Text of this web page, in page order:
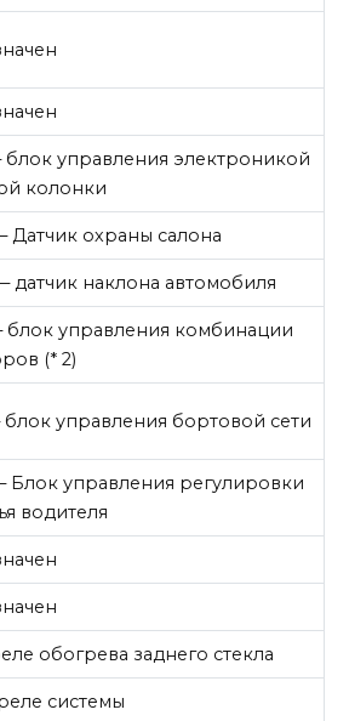
блок управления электроникой
колонки
Датчик охраны салона
датчик наклона автомобиля
блок управления комбинации
(* 2)
блок управления бортовой сети
Блок управления регулировки
водителя
обогрева заднего стекла
системы